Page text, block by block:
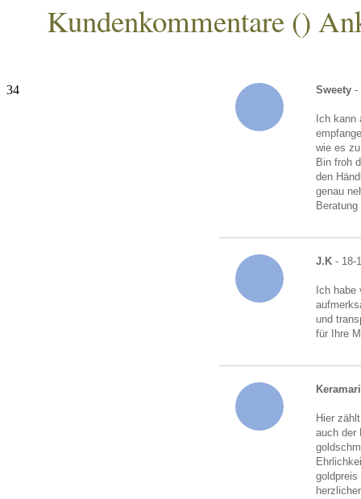
Kundenkommentare ()
Sweety -
Ich
wie es
Bin froh
den
genau
Beratung
J.K - 18-
Ich
und
für Ihre
Hier
auch der
goldpreis
34